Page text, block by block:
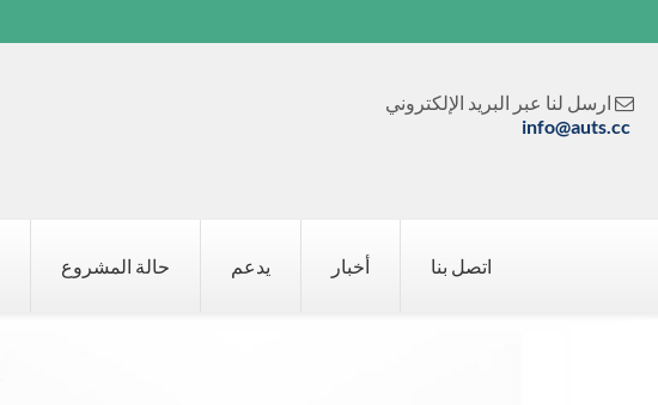
 ارسل لنا عبر البريد الإلكتروني
info@auts.cc
حالة المشروع يدعم أخبار اتصل بنا